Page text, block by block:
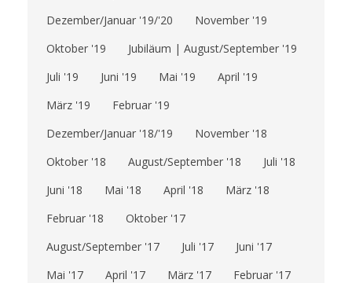
Dezember/Januar '19/'20
November '19
Oktober '19
Jubiläum | August/September '19
Juli '19
Juni '19 Mai '19
April '19
März '19
Februar '19
Dezember/Januar '18/'19
November '18
Oktober '18
August/September '18
Juli '18
Juni '18
Mai '18 April '18
März '18
Februar '18
Oktober '17
August/September '17
Juli '17
Juni '17
Mai '17
April '17 März '17
Februar '17